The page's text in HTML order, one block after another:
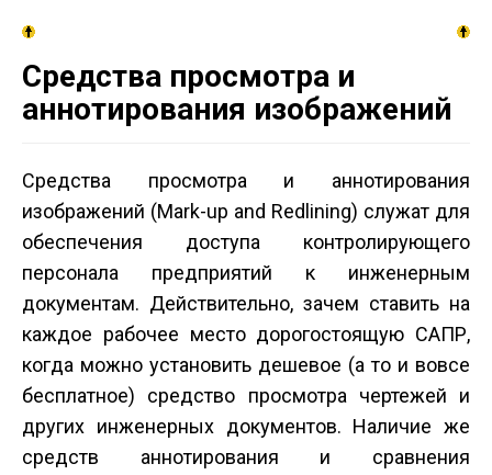
Средства просмотра и
аннотирования изображений
Средства просмотра и аннотирования
изображений (Mark-up and Redlining) служат для
обеспечения доступа контролирующего
персонала предприятий к инженерным
документам. Действительно, зачем ставить на
каждое рабочее место дорогостоящую САПР,
когда можно установить дешевое (а то и вовсе
бесплатное) средство просмотра чертежей и
других инженерных документов. Наличие же
средств аннотирования и сравнения